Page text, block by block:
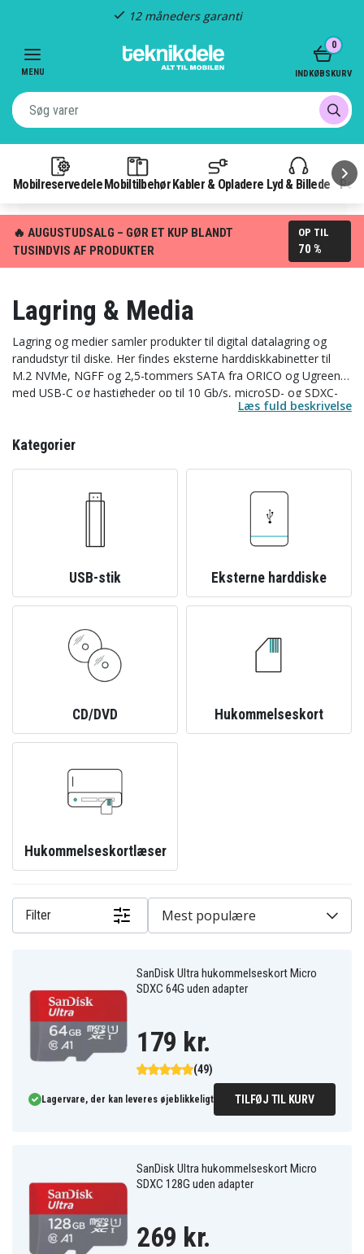
Hurtig levering
MENU
Mobilreservedele Mobiltilbehør Kabler & Opladere Lyd & Billede
0
INDKØBSKURV
🔥 AUGUSTUDSALG – GØR ET KUP BLANDT
TUSINDVIS AF PRODUKTER
OP TIL
70 %
Lagring & Media
Lagring og medier samler produkter til digital datalagring og
randudstyr til diske. Her findes eksterne harddiskkabinetter til
M.2 NVMe, NGFF og 2,5-tommers SATA fra ORICO og Ugreen
med USB-C og hastigheder op til 10 Gb/s, microSD- og SDXC-
hukommelseskort fra Sandisk (inklusive Extreme PRO UHS-II op
3.1 og USB-C, samt kortlæsere og SATA-adaptere fra DeLOCK
Læs fuld beskrivelse
Kategorier
USB-stik Eksterne harddiske
CD/DVD Hukommelseskort
Hukommelseskortlæser
Filter Mest populære
SanDisk Ultra hukommelseskort Micro
SDXC 64G uden adapter
(49)
179 kr.
Lagervare, der kan leveres øjeblikkeligt TILFØJ TIL KURV
SanDisk Ultra hukommelseskort Micro
SDXC 128G uden adapter
269 kr.